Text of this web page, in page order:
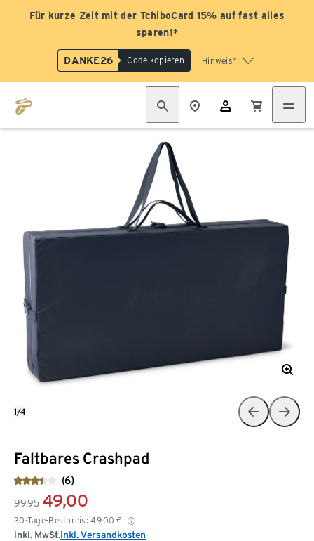
Für kurze Zeit mit der TchiboCard 15% auf fast alles
sparen!*
DANKE26 Code kopieren Hinweis*
Faltbares Crashpad
(6)
99,95 49,00
30-Tage-Bestpreis: 49,00 €
inkl. MwSt.inkl. Versandkosten
1/4